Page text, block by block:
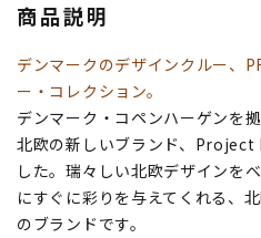
商品説明
デンマークのデザインクルー、
ー・コレクション。
デンマーク・コペンハーゲンを
北欧の新しいブランド、Project
した。瑞々しい北欧デザインを
にすぐに彩りを与えてくれる、
のブランドです。